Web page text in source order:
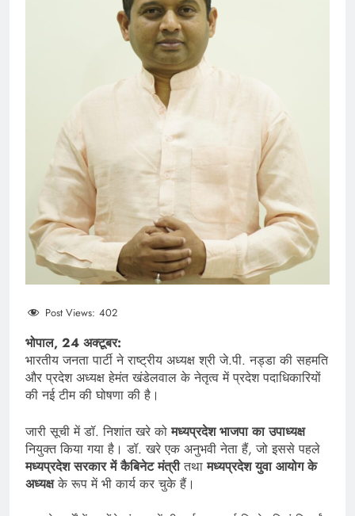
Post Views: 402
भोपाल, 24 अक्टूबर:
भारतीय जनता पार्टी ने राष्ट्रीय अध्यक्ष श्री जे.पी. नड्डा की सहमति
और प्रदेश अध्यक्ष हेमंत खंडेलवाल के नेतृत्व में प्रदेश पदाधिकारियों
की नई टीम की घोषणा की है।
जारी सूची में डॉ. निशांत खरे कोमध्यप्रदेश भाजपा का उपाध्यक्ष
नियुक्त किया गया है। डॉ. खरे एक अनुभवी नेता हैं, जो इससे पहले
मध्यप्रदेश सरकार में कैबिनेट मंत्रीतथामध्यप्रदेश युवा आयोग के
अध्यक्षके रूप में भी कार्य कर चुके हैं।